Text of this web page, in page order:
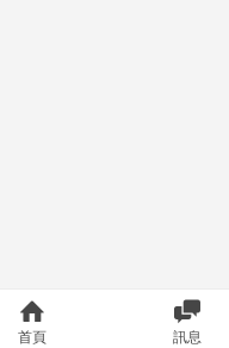
首頁 訊息